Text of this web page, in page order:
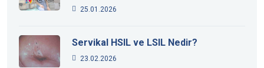
25.01.2026
Servikal HSIL ve LSIL Nedir?
23.02.2026